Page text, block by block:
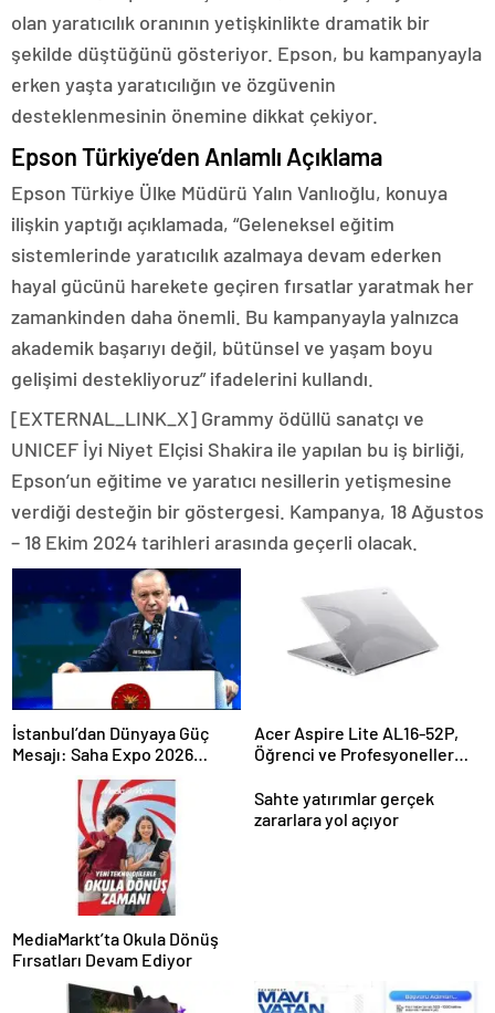
olan yaratıcılık oranının yetişkinlikte dramatik bir
şekilde düştüğünü gösteriyor. Epson, bu kampanyayla
erken yaşta yaratıcılığın ve özgüvenin
desteklenmesinin önemine dikkat çekiyor.
Epson Türkiye’den Anlamlı Açıklama
Epson Türkiye Ülke Müdürü Yalın Vanlıoğlu, konuya
ilişkin yaptığı açıklamada, “Geleneksel eğitim
sistemlerinde yaratıcılık azalmaya devam ederken
hayal gücünü harekete geçiren fırsatlar yaratmak her
zamankinden daha önemli. Bu kampanyayla yalnızca
akademik başarıyı değil, bütünsel ve yaşam boyu
gelişimi destekliyoruz” ifadelerini kullandı.
[EXTERNAL_LINK_X] Grammy ödüllü sanatçı ve
UNICEF İyi Niyet Elçisi Shakira ile yapılan bu iş birliği,
Epson’un eğitime ve yaratıcı nesillerin yetişmesine
verdiği desteğin bir göstergesi. Kampanya, 18 Ağustos
– 18 Ekim 2024 tarihleri arasında geçerli olacak.
İstanbul’dan Dünyaya Güç
Mesajı: Saha Expo 2026
Rekorlarla Kapılarını Kapattı
Acer Aspire Lite AL16-52P,
Öğrenci ve Profesyoneller
MediaMarkt’ta Okula Dönüş
Fırsatları Devam Ediyor
Sahte yatırımlar gerçek
zararlara yol açıyor